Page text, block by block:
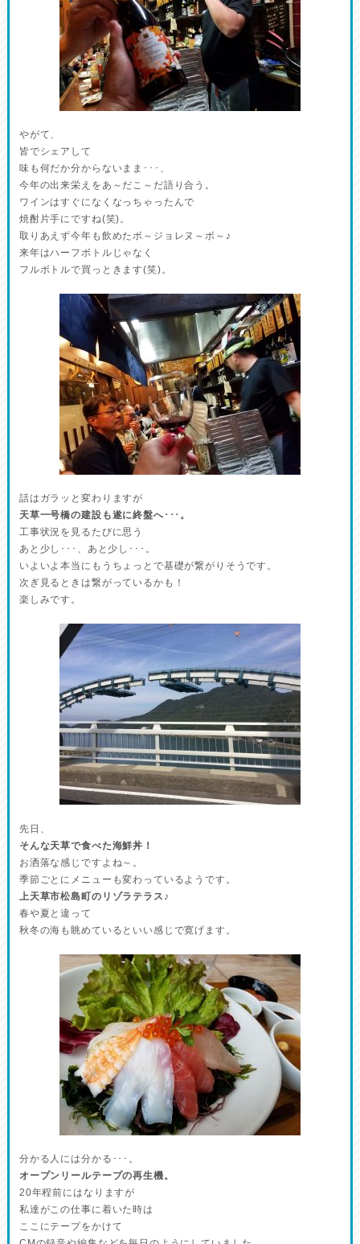
やがて、
皆でシェアして
味も何だか分からないまま･･･、
今年の出来栄えをあ～だこ～だ語り合う。
ワインはすぐになくなっちゃったんで
焼酎片手にですね(笑)。
取りあえず今年も飲めたボ～ジョレヌ～ボ～♪
来年はハーフボトルじゃなく
フルボトルで買っときます(笑)。
話はガラッと変わりますが
天草一号橋の建設も遂に終盤へ･･･。
工事状況を見るたびに思う
あと少し･･･、あと少し･･･。
いよいよ本当にもうちょっとで基礎が繋がりそうです。
次ぎ見るときは繋がっているかも！
楽しみです。
先日、
そんな天草で食べた海鮮丼！
お洒落な感じですよね～。
季節ごとにメニューも変わっているようです。
上天草市松島町のリゾラテラス♪
春や夏と違って
秋冬の海も眺めているといい感じで寛げます。
分かる人には分かる･･･。
オープンリールテープの再生機。
20年程前にはなりますが
私達がこの仕事に着いた時は
ここにテープをかけて